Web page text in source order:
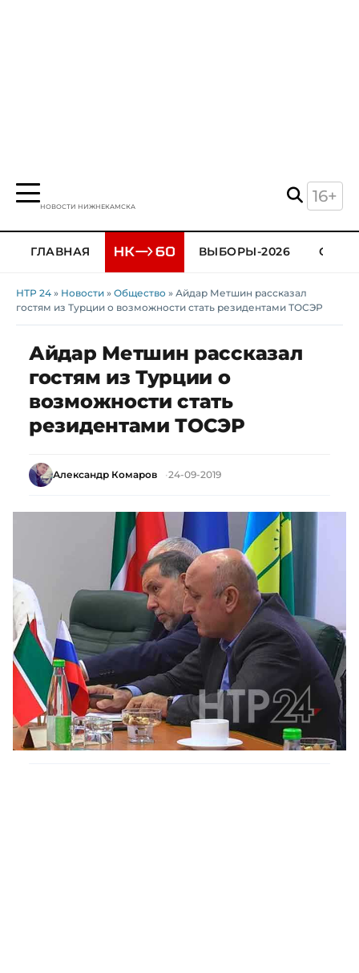
НОВОСТИ НИЖНЕКАМСКА
16+
ГЛАВНАЯ ВЫБОРЫ-2026
НТР 24 » Новости » Общество » Айдар Метшин рассказал
гостям из Турции о возможности стать резидентами ТОСЭР
Айдар Метшин рассказал
гостям из Турции о
возможности стать
резидентами ТОСЭР
Александр Комаров 24-09-2019